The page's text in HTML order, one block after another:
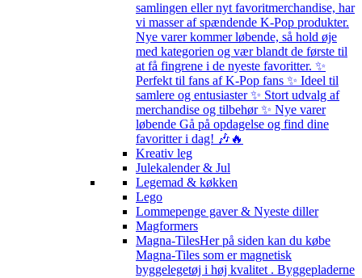
samlingen eller nyt favoritmerchandise, har
vi masser af spændende K-Pop produkter.
Nye varer kommer løbende, så hold øje
med kategorien og vær blandt de første til
at få fingrene i de nyeste favoritter. ✨
Perfekt til fans af K-Pop fans ✨ Ideel til
samlere og entusiaster ✨ Stort udvalg af
merchandise og tilbehør ✨ Nye varer
løbende Gå på opdagelse og find dine
favoritter i dag! 🎶🔥
Kreativ leg
Julekalender & Jul
Legemad & køkken
Lego
Lommepenge gaver & Nyeste diller
Magformers
Magna-TilesHer på siden kan du købe
Magna-Tiles som er magnetisk
byggelegetøj i høj kvalitet . Byggepladerne